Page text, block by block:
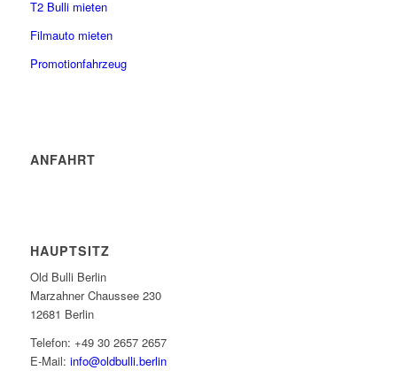
T2 Bulli mieten
Filmauto mieten
Promotionfahrzeug
ANFAHRT
HAUPTSITZ
Old Bulli Berlin
Marzahner Chaussee 230
12681 Berlin
Telefon: +49 30 2657 2657
E-Mail: info@oldbulli.berlin